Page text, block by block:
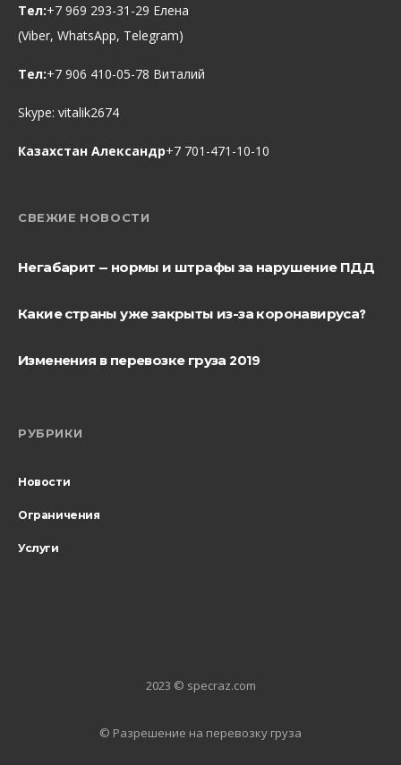
Тел:+7 969 293-31-29 Елена
(Viber, WhatsApp, Telegram)
Тел:+7 906 410-05-78 Виталий
Skype: vitalik2674
Казахстан Александр+7 701-471-10-10
СВЕЖИЕ НОВОСТИ
Негабарит — нормы и штрафы за нарушение ПДД
Какие страны уже закрыты из-за коронавируса?
Изменения в перевозке груза 2019
РУБРИКИ
Новости
Ограничения
Услуги
2023 © specraz.com
© Разрешение на перевозку груза